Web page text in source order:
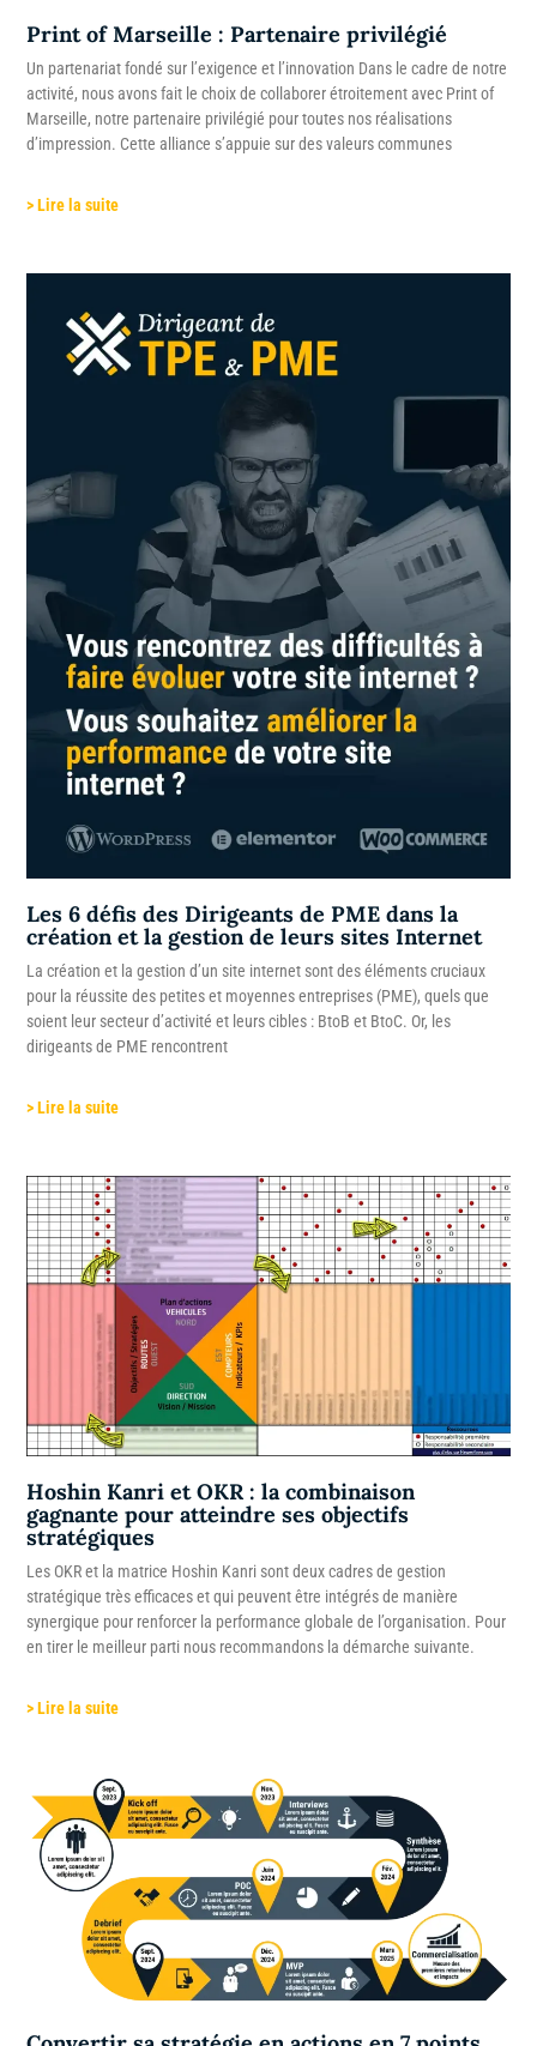
Print of Marseille : Partenaire privilégié
Un partenariat fondé sur l’exigence et l’innovation Dans le cadre de notre
activité, nous avons fait le choix de collaborer étroitement avec Print of
Marseille, notre partenaire privilégié pour toutes nos réalisations
d’impression. Cette alliance s’appuie sur des valeurs communes
> Lire la suite
Les 6 défis des Dirigeants de PME dans la
création et la gestion de leurs sites Internet
La création et la gestion d’un site internet sont des éléments cruciaux
pour la réussite des petites et moyennes entreprises (PME), quels que
soient leur secteur d’activité et leurs cibles : BtoB et BtoC. Or, les
dirigeants de PME rencontrent
> Lire la suite
Hoshin Kanri et OKR : la combinaison
gagnante pour atteindre ses objectifs
stratégiques
Les OKR et la matrice Hoshin Kanri sont deux cadres de gestion
stratégique très efficaces et qui peuvent être intégrés de manière
synergique pour renforcer la performance globale de l’organisation. Pour
en tirer le meilleur parti nous recommandons la démarche suivante.
> Lire la suite